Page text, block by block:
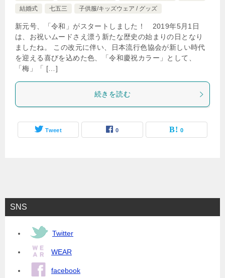
結婚式
七五三 子供服/キッズウェア / グッズ
新元号、「令和」がスタートしました！ 2019年5月1日
は、お祝いムードさえ漂う新たな歴史の始まりの日となり
ましたね。 この改元に伴い、日本流行色協会が新しい時代
を迎える喜びを込めた色、「令和慶祝カラー」として、
「梅」「 […]
続きを読む
Tweet 0 0
SNS
Twitter
WEAR
facebook